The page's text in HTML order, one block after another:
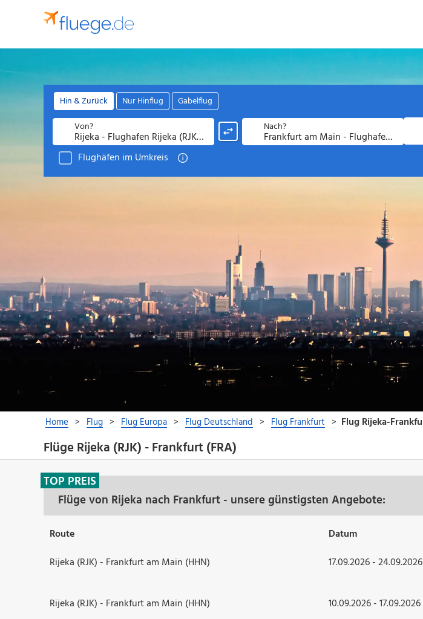
Flüge Rijeka (RJK) - Frankfurt (FRA)
Flüge von Rijeka nach Frankfurt - unsere günstigsten Angebote:
TOP PREIS
Route Datum
Rijeka (RJK) - Frankfurt am Main (HHN)
17.09.2026 - 24.09.2026
Rijeka (RJK) - Frankfurt am Main (HHN) 10.09.2026 - 17.09.2026